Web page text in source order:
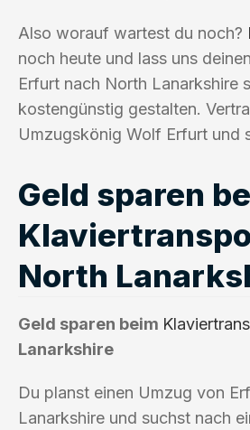
Also worauf wartest du noch?
noch heute und lass uns
Erfurt nach North Lanarkshire
kostengünstig gestalten.
Umzugskönig Wolf Erfurt und
Geld sparen
North
Geld sparen beim
Lanarkshire
Du planst einen Umzug von
Lanarkshire und suchst nach